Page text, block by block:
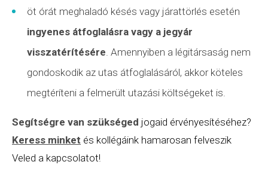
öt órát meghaladó késés vagy járattörlés esetén
ingyenes átfoglalásra vagy a jegyár
visszatérítésére . Amennyiben a légitársaság nem
gondoskodik az utas átfoglalásáról, akkor köteles
megtéríteni a felmerült utazási költségeket is.
Segítségre van szükséged jogaid érvényesítéséhez?
Keress minket és kollégáink hamarosan felveszik
Veled a kapcsolatot!